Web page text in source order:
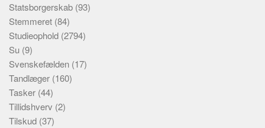
Statsborgerskab (93)
Stemmeret (84)
Studieophold (2794)
Su (9)
Svenskefælden (17)
Tandlæger (160)
Tasker (44)
Tillidshverv (2)
Tilskud (37)